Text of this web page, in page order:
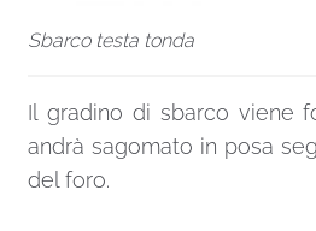
Sbarco testa tonda
Il gradino di sbarco viene
andrà sagomato in posa
del foro.